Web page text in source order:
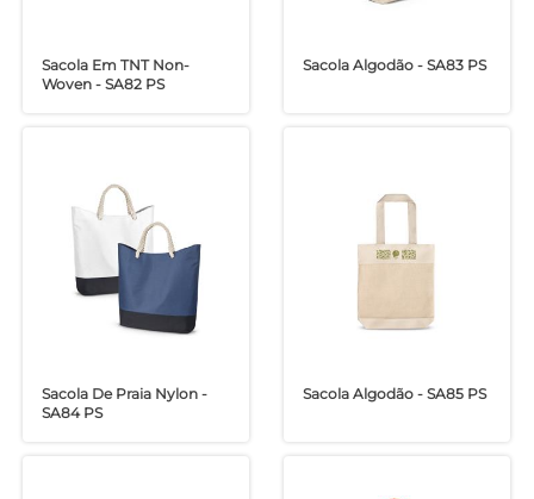
Sacola Em TNT Non-
Woven - SA82 PS
Sacola Algodão - SA83 PS
Sacola De Praia Nylon -
SA84 PS
Sacola Algodão - SA85 PS